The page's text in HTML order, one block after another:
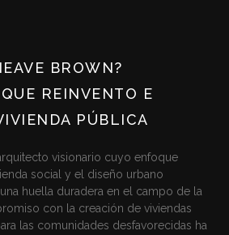
BROWN?
REINVENTO E
PÚBLICA
visionario cuyo enfoque
social y el diseño urbano
huella duradera en el campo de la
con la creación de viviendas
las comunidades desfavorecidas ha